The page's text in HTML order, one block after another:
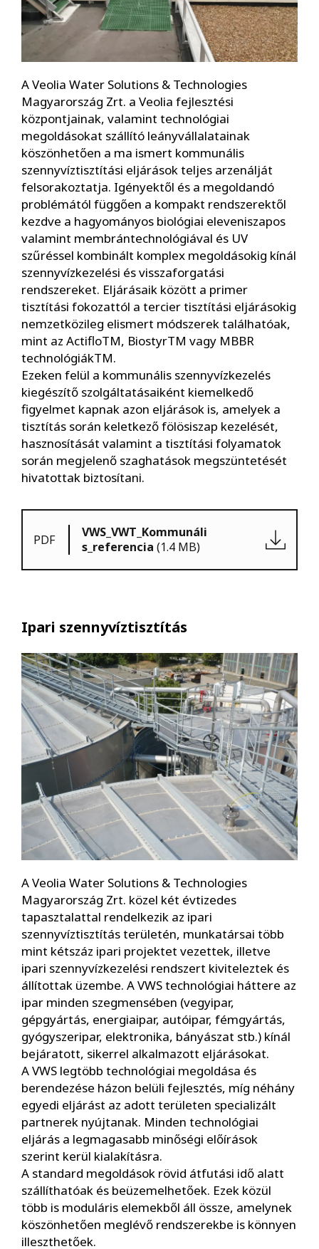
A Veolia Water Solutions & Technologies
Magyarország Zrt. a Veolia fejlesztési
központjainak, valamint technológiai
megoldásokat szállító leányvállalatainak
köszönhetően a ma ismert kommunális
szennyvíztisztítási eljárások teljes arzenálját
felsorakoztatja. Igényektől és a megoldandó
problémától függően a kompakt rendszerektől
kezdve a hagyományos biológiai eleveniszapos
valamint membrántechnológiával és UV
szűréssel kombinált komplex megoldásokig kínál
szennyvízkezelési és visszaforgatási
rendszereket. Eljárásaik között a primer
tisztítási fokozattól a tercier tisztítási eljárásokig
nemzetközileg elismert módszerek találhatóak,
mint az ActifloTM, BiostyrTM vagy MBBR
technológiákTM.
Ezeken felül a kommunális szennyvízkezelés
kiegészítő szolgáltatásaiként kiemelkedő
figyelmet kapnak azon eljárások is, amelyek a
tisztítás során keletkező fölösiszap kezelését,
hasznosítását valamint a tisztítási folyamatok
során megjelenő szaghatások megszüntetését
hivatottak biztosítani.
PDF
VWS_VWT_Kommunáli
s_referencia (1.4 MB)
Ipari szennyvíztisztítás
A Veolia Water Solutions & Technologies
Magyarország Zrt. közel két évtizedes
tapasztalattal rendelkezik az ipari
szennyvíztisztítás területén, munkatársai több
mint kétszáz ipari projektet vezettek, illetve
ipari szennyvízkezelési rendszert kiviteleztek és
állítottak üzembe. A VWS technológiai háttere az
ipar minden szegmensében (vegyipar,
gépgyártás, energiaipar, autóipar, fémgyártás,
gyógyszeripar, elektronika, bányászat stb.) kínál
bejáratott, sikerrel alkalmazott eljárásokat.
A VWS legtöbb technológiai megoldása és
berendezése házon belüli fejlesztés, míg néhány
egyedi eljárást az adott területen specializált
partnerek nyújtanak. Minden technológiai
eljárás a legmagasabb minőségi előírások
szerint kerül kialakításra.
A standard megoldások rövid átfutási idő alatt
szállíthatóak és beüzemelhetőek. Ezek közül
több is moduláris elemekből áll össze, amelynek
köszönhetően meglévő rendszerekbe is könnyen
illeszthetőek.